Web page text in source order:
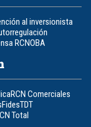
al inversionista
RCNOBA
RCN Comerciales
FidesTDT
Total